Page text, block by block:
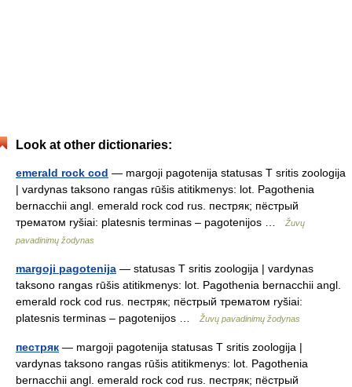
Look at other dictionaries:
emerald rock cod — margoji pagotenija statusas T sritis zoologija
| vardynas taksono rangas rūšis atitikmenys: lot. Pagothenia
bernacchii angl. emerald rock cod rus. пестряк; пёстрый
трематом ryšiai: platesnis terminas – pagotenijos …
Žuvų
pavadinimų žodynas
margoji pagotenija — statusas T sritis zoologija | vardynas
taksono rangas rūšis atitikmenys: lot. Pagothenia bernacchii angl.
emerald rock cod rus. пестряк; пёстрый трематом ryšiai:
platesnis terminas – pagotenijos …
Žuvų pavadinimų žodynas
пестряк — margoji pagotenija statusas T sritis zoologija |
vardynas taksono rangas rūšis atitikmenys: lot. Pagothenia
bernacchii angl. emerald rock cod rus. пестряк; пёстрый